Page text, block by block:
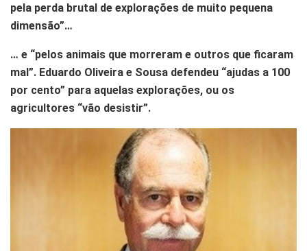
pela perda brutal de explorações de muito pequena
dimensão”…
… e “pelos animais que morreram e outros que ficaram
mal”. Eduardo Oliveira e Sousa defendeu “ajudas a 100
por cento” para aquelas explorações, ou os
agricultores “vão desistir”.